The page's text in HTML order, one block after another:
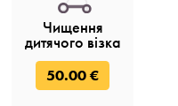
Чищення
дитячого візка
50.00 €